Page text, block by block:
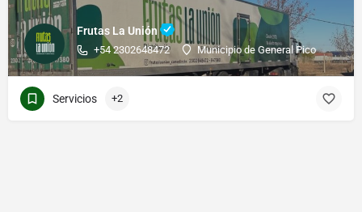
Frutas La Unión
+54 2302648472 Municipio de General Pico
Servicios +2